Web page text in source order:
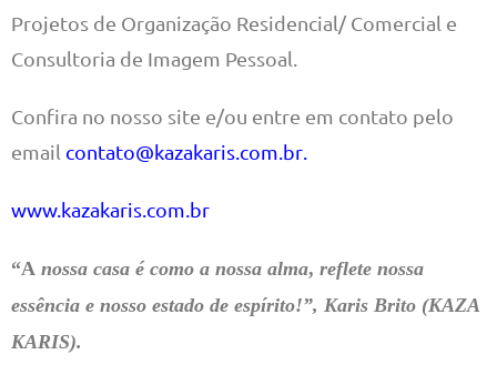
Projetos de Organização Residencial/ Comercial e
Consultoria de Imagem Pessoal.
Confira no nosso site e/ou entre em contato pelo
email contato@kazakaris.com.br
www.kazakaris.com.br
“A nossa casa é como a nossa alma, reflete nossa
essência e nosso estado de espírito!”, Karis Brito (KAZA
KARIS).